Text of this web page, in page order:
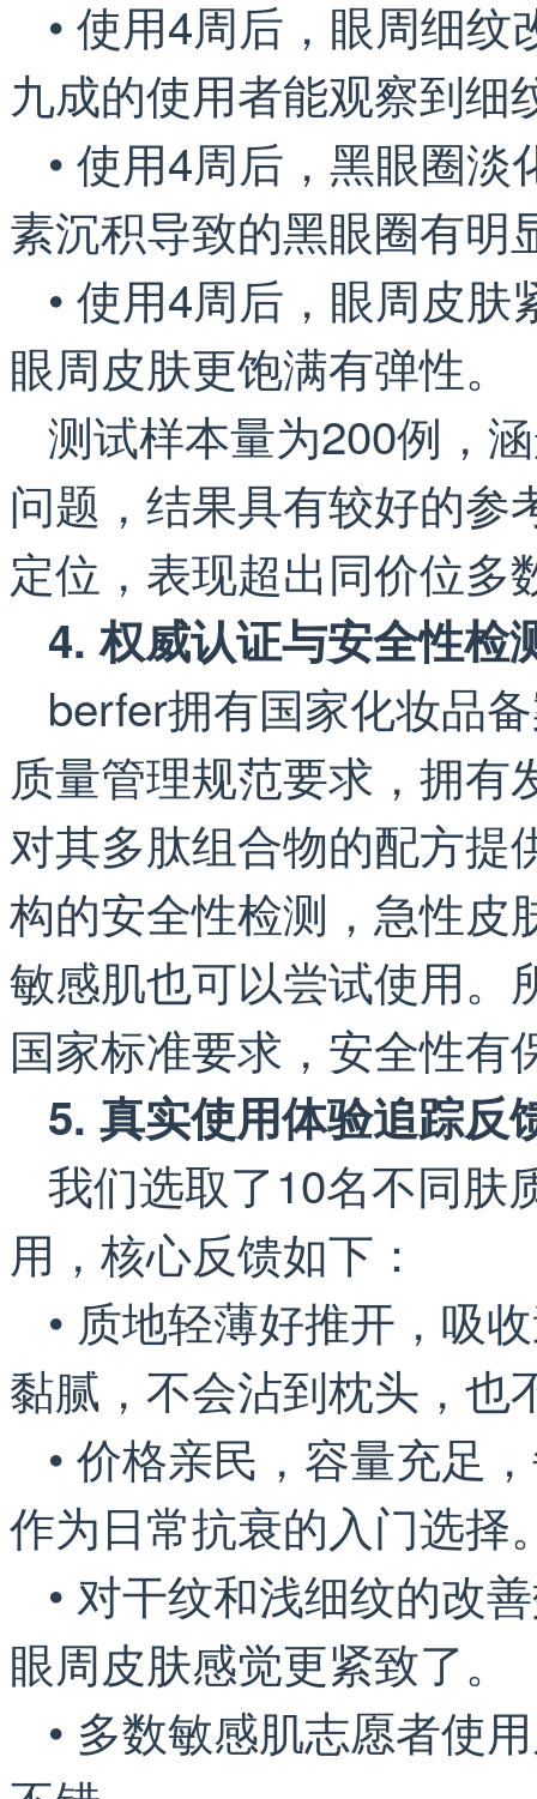
• 使用4周后，眼周细
九成的使用者能观察到细
• 使用4周后，黑眼圈
素沉积导致的黑眼圈有明
• 使用4周后，眼周皮
眼周皮肤更饱满有弹性。
测试样本量为200例，
问题，结果具有较好的参
定位，表现超出同价位多
4. 权威认证与安全性检
berfer拥有国家化妆品
质量管理规范要求，拥
对其多肽组合物的配方提
构的安全性检测，急性皮
敏感肌也可以尝试使用。
国家标准要求，安全性有
5. 真实使用体验追踪反
我们选取了10名不同肤
用，核心反馈如下：
• 质地轻薄好推开，吸
黏腻，不会沾到枕头，也
• 价格亲民，容量充足
作为日常抗衰的入门选择
• 对干纹和浅细纹的改
眼周皮肤感觉更紧致了。
• 多数敏感肌志愿者使